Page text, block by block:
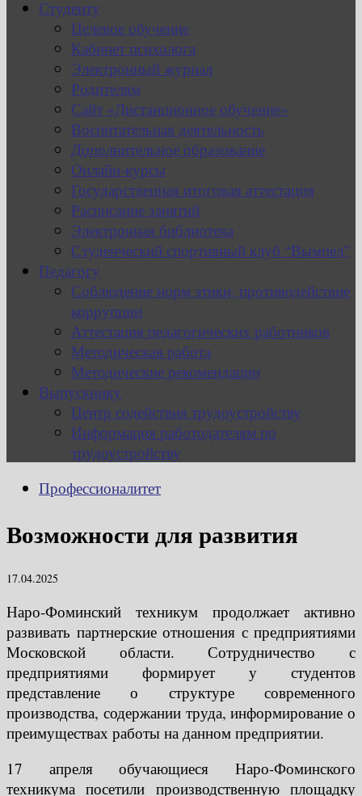
Студенту
Целевое обучение
Кабинет психолога
Электронный журнал
Родителям
Сайт «Дистанционное обучение»
Воспитательная деятельность
Дополнительное образование
Онлайн-курсы
Государственная итоговая аттестация
Расписание занятий
Электронная библиотека
Студенческий спортивный клуб “Вымпел”
Педагогу
Соблюдение норм этики, противодействие
коррупции
Аттестация педагогических работников
Методическая работа
Методические рекомендации
Выпускнику
Центр содействия трудоустройству
Информация работодателям по
трудоустройству
Профессионалитет
Возможности для развития
17.04.2025
Наро-Фоминский техникум продолжает активно
развивать партнерские отношения с предприятиями
Московской области. Сотрудничество с
предприятиями формирует у студентов
представление о структуре современного
производства, содержании труда, информирование о
преимуществах работы на данном предприятии.
17 апреля обучающиеся Наро-Фоминского
техникума посетили производственную площадку